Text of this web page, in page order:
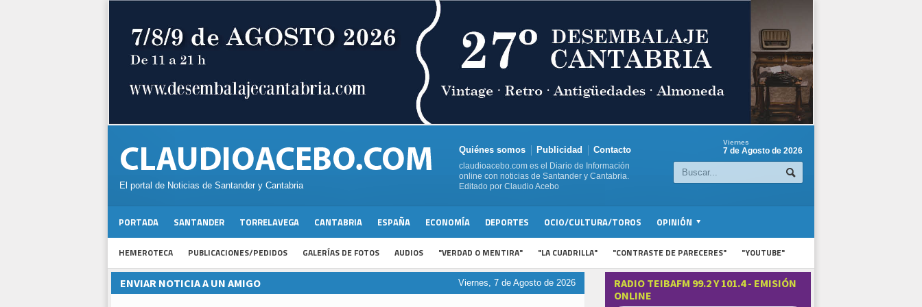
El portal de Noticias de Santander y Cantabria
Quiénes somos Publicidad Contacto
claudioacebo.com es el Diario de Información
online con noticias de Santander y Cantabria.
Editado por Claudio Acebo
Viernes
7 de Agosto de 2026
PORTADA SANTANDER TORRELAVEGA CANTABRIA ESPAÑA ECONOMÍA DEPORTES OCIO/CULTURA/TOROS OPINIÓN
HEMEROTECA PUBLICACIONES/PEDIDOS GALERÍAS DE FOTOS AUDIOS "VERDAD O MENTIRA" "LA CUADRILLA" "CONTRASTE DE PARECERES" "YOUTUBE"
Viernes, 7 de Agosto de 2026
ENVIAR NOTICIA A UN AMIGO
RADIO TEIBAFM 99.2 Y 101.4 - EMISIÓN
ONLINE